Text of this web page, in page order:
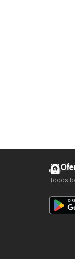
Todos